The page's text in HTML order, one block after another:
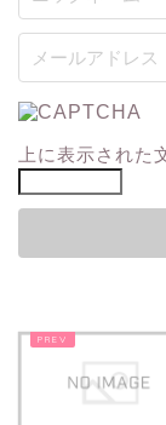
上に表示された